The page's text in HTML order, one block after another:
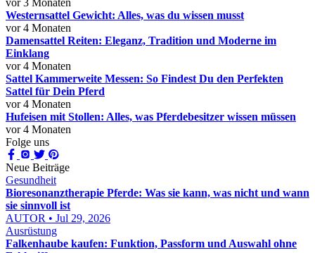
vor 3 Monaten
Westernsattel Gewicht: Alles, was du wissen musst
vor 4 Monaten
Damensattel Reiten: Eleganz, Tradition und Moderne im
Einklang
vor 4 Monaten
Sattel Kammerweite Messen: So Findest Du den Perfekten
Sattel für Dein Pferd
vor 4 Monaten
Hufeisen mit Stollen: Alles, was Pferdebesitzer wissen müssen
vor 4 Monaten
Folge uns
Neue Beiträge
Gesundheit
Bioresonanztherapie Pferde: Was sie kann, was nicht und wann
sie sinnvoll ist
AUTOR • Jul 29, 2026
Ausrüstung
Falkenhaube kaufen: Funktion, Passform und Auswahl ohne